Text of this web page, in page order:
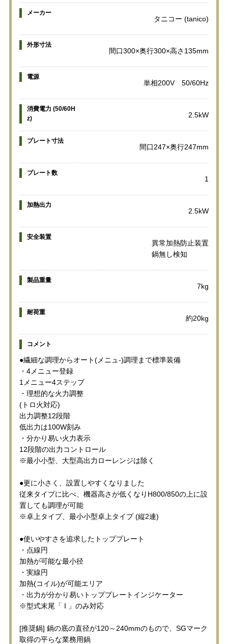
メーカー
タニコー (tanico)
外形寸法
間口300×奥行300×高さ135mm
電源
単相200V 50/60Hz
消費電力 (50/60H
z)
2.5kW
プレート寸法
間口247×奥行247mm
プレート数
1
加熱出力
2.5kW
安全装置
異常加熱防止装置
鍋無し検知
製品重量
7kg
耐荷重
約20kg
コメント
●繊細な調理からオート(メニュ-)調理まで標準装備
・4メニュー登録
1メニュー4ステップ
・理想的な火力調整
(トロ火対応)
出力調整12段階
低出力は100W刻み
・分かり易い火力表示
12段階の出力コントロール
※最小小型、大型高出力ローレンジは除く
●更に小さく、設置しやすくなりました
従来タイプに比べ、機器高さが低くなりH800/850の上に設
置しても調理が可能
※卓上タイプ、最小小型卓上タイプ (縦2連)
●使いやすさを追求したトッププレート
・点線円
加熱が可能な最小径
・実線円
加熱(コイル)が可能エリア
・出力が分かり易いトッププレートインジケーター
※型式末尾「 I 」のみ対応
[推奨鍋] 鍋の底の直径が120～240mmのもので、SGマーク
取得の平らな業務用鍋